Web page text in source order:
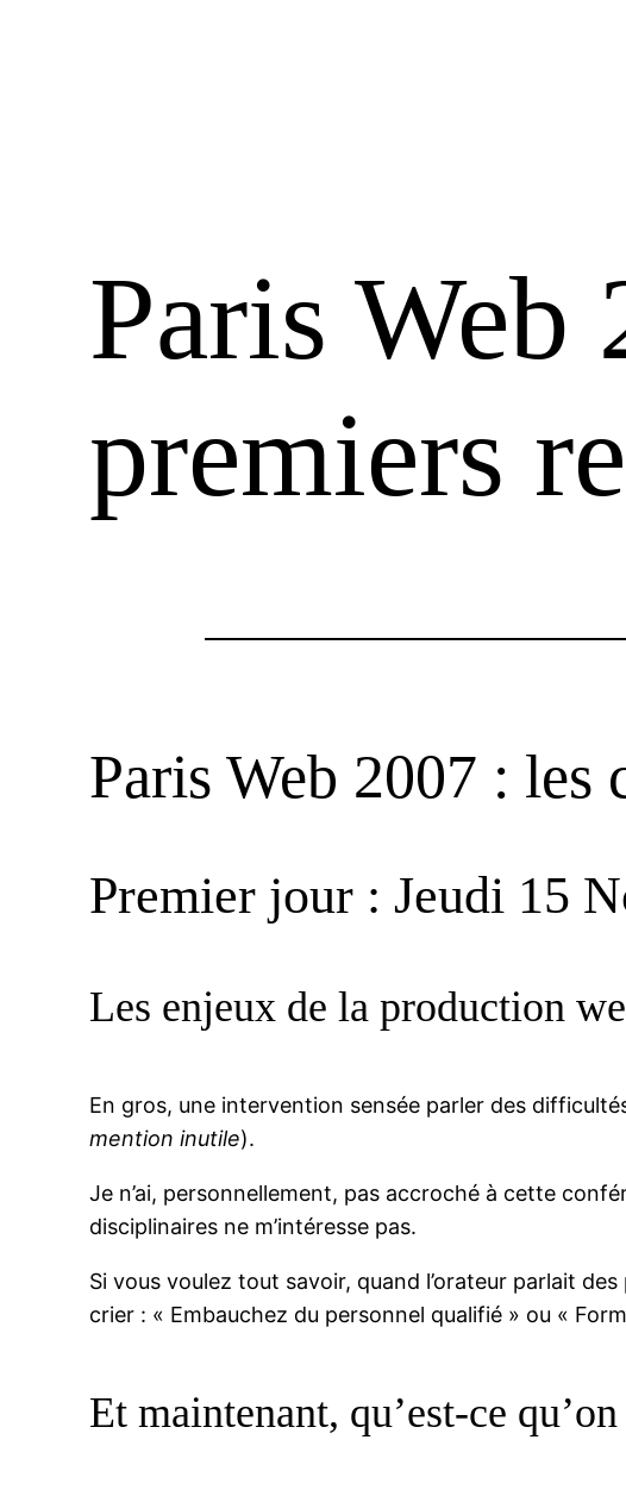
Paris Web
premiers
Paris Web 2007 : les
Premier jour : Jeudi 15
Les enjeux de la production
En gros, une intervention sensée parler des
mention inutile).
Je n’ai, personnellement, pas accroché à cette
disciplinaires ne m’intéresse pas.
Si vous voulez tout savoir, quand l’orateur parlait
crier : « Embauchez du personnel qualifié » ou «
Et maintenant, qu’est-ce